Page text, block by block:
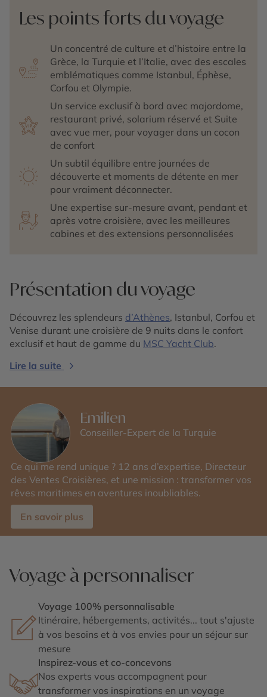
Les points forts du voyage
Un concentré de culture et d’histoire entre la
Grèce, la Turquie et l’Italie, avec des escales
emblématiques comme Istanbul, Éphèse,
Corfou et Olympie.
Un service exclusif à bord avec majordome,
restaurant privé, solarium réservé et Suite
avec vue mer, pour voyager dans un cocon
de confort
Un subtil équilibre entre journées de
découverte et moments de détente en mer
pour vraiment déconnecter.
Une expertise sur-mesure avant, pendant et
après votre croisière, avec les meilleures
cabines et des extensions personnalisées
Présentation du voyage
Découvrez les splendeurs d’Athènes, Istanbul, Corfou et
Venise durant une croisière de 9 nuits dans le confort
exclusif et haut de gamme du MSC Yacht Club.
Lire la suite
Emilien
Conseiller-Expert de la Turquie
Ce qui me rend unique ? 12 ans d’expertise, Directeur
des Ventes Croisières, et une mission : transformer vos
rêves maritimes en aventures inoubliables.
En savoir plus
Voyage à personnaliser
Voyage 100% personnalisable
Itinéraire, hébergements, activités... tout s'ajuste
à vos besoins et à vos envies pour un séjour sur
mesure
Inspirez-vous et co-concevons
Nos experts vous accompagnent pour
transformer vos inspirations en un voyage